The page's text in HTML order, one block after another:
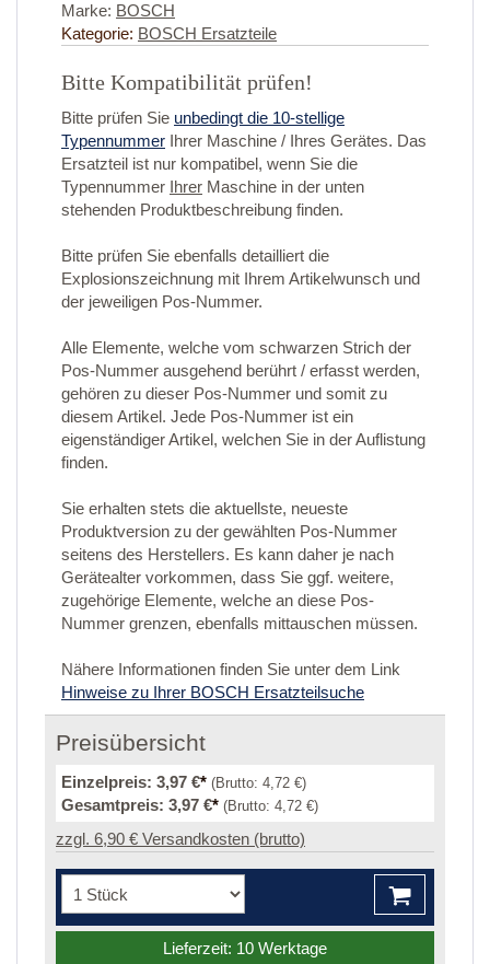
Marke: BOSCH
Kategorie: BOSCH Ersatzteile
Bitte Kompatibilität prüfen!
Bitte prüfen Sie unbedingt die 10-stellige
Typennummer Ihrer Maschine / Ihres Gerätes. Das
Ersatzteil ist nur kompatibel, wenn Sie die
Typennummer Ihrer Maschine in der unten
stehenden Produktbeschreibung finden.
Bitte prüfen Sie ebenfalls detailliert die
Explosionszeichnung mit Ihrem Artikelwunsch und
der jeweiligen Pos-Nummer.
Alle Elemente, welche vom schwarzen Strich der
Pos-Nummer ausgehend berührt / erfasst werden,
gehören zu dieser Pos-Nummer und somit zu
diesem Artikel. Jede Pos-Nummer ist ein
eigenständiger Artikel, welchen Sie in der Auflistung
finden.
Sie erhalten stets die aktuellste, neueste
Produktversion zu der gewählten Pos-Nummer
seitens des Herstellers. Es kann daher je nach
Gerätealter vorkommen, dass Sie ggf. weitere,
zugehörige Elemente, welche an diese Pos-
Nummer grenzen, ebenfalls mittauschen müssen.
Nähere Informationen finden Sie unter dem Link
Hinweise zu Ihrer BOSCH Ersatzteilsuche
Preisübersicht
Einzelpreis: 3,97 €* (Brutto: 4,72 €)
Gesamtpreis: 3,97 €* (Brutto: 4,72 €)
zzgl. 6,90 € Versandkosten (brutto)
Lieferzeit: 10 Werktage